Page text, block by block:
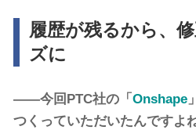
履歴が残るから、
ズに
――今回PTC社の「 Onshape
つくっていただいたんですよね